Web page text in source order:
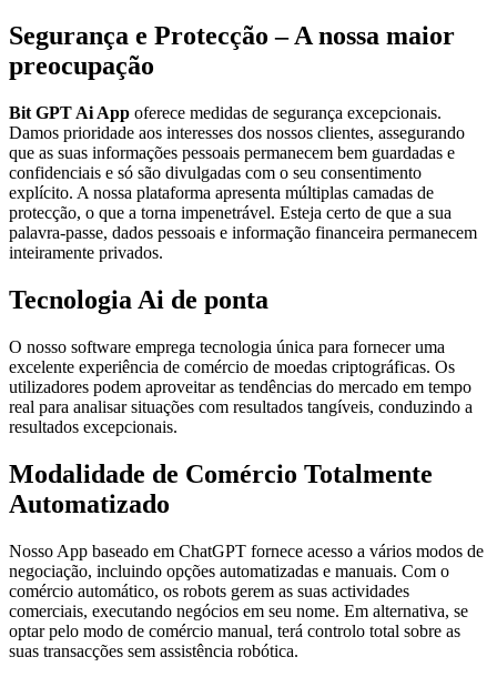
Segurança e Protecção – A nossa maior
preocupação
Bit GPT Ai App oferece medidas de segurança excepcionais.
Damos prioridade aos interesses dos nossos clientes, assegurando
que as suas informações pessoais permanecem bem guardadas e
confidenciais e só são divulgadas com o seu consentimento
explícito. A nossa plataforma apresenta múltiplas camadas de
protecção, o que a torna impenetrável. Esteja certo de que a sua
palavra-passe, dados pessoais e informação financeira permanecem
inteiramente privados.
Tecnologia Ai de ponta
O nosso software emprega tecnologia única para fornecer uma
excelente experiência de comércio de moedas criptográficas. Os
utilizadores podem aproveitar as tendências do mercado em tempo
real para analisar situações com resultados tangíveis, conduzindo a
resultados excepcionais.
Modalidade de Comércio Totalmente
Automatizado
Nosso App baseado em ChatGPT fornece acesso a vários modos de
negociação, incluindo opções automatizadas e manuais. Com o
comércio automático, os robots gerem as suas actividades
comerciais, executando negócios em seu nome. Em alternativa, se
optar pelo modo de comércio manual, terá controlo total sobre as
suas transacções sem assistência robótica.